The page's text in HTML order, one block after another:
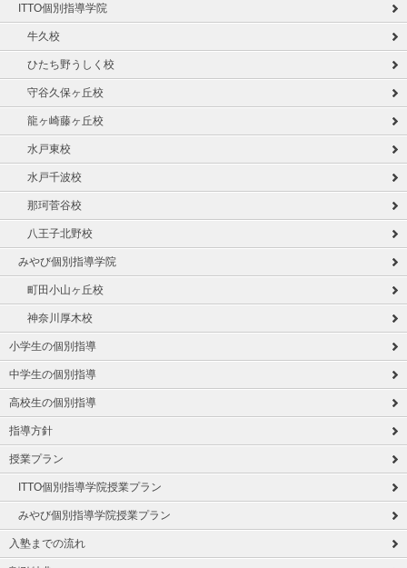
ITTO個別指導学院
牛久校
ひたち野うしく校
守谷久保ヶ丘校
龍ヶ崎藤ヶ丘校
水戸東校
水戸千波校
那珂菅谷校
八王子北野校
みやび個別指導学院
町田小山ヶ丘校
神奈川厚木校
小学生の個別指導
中学生の個別指導
高校生の個別指導
指導方針
授業プラン
ITTO個別指導学院授業プラン
みやび個別指導学院授業プラン
入塾までの流れ